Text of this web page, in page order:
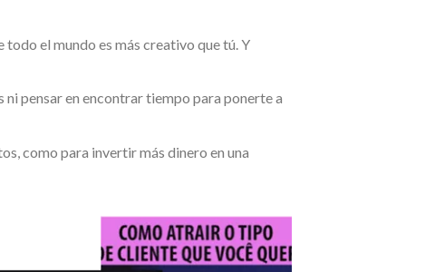
todo el mundo es más creativo que tú. Y
ni pensar en encontrar tiempo para ponerte a
como para invertir más dinero en una